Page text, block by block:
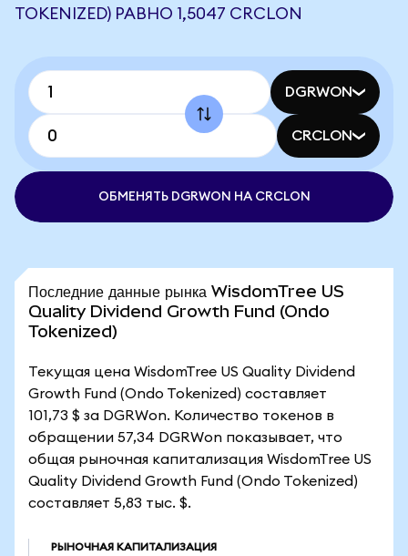
TOKENIZED) РАВНО 1,5047 CRCLON
DGRWON
CRCLON
ОБМЕНЯТЬ DGRWON НА CRCLON
Последние данные рынка WisdomTree US
Quality Dividend Growth Fund (Ondo
Tokenized)
Текущая цена WisdomTree US Quality Dividend
Growth Fund (Ondo Tokenized) составляет
101,73 $ за DGRWon. Количество токенов в
обращении 57,34 DGRWon показывает, что
общая рыночная капитализация WisdomTree US
Quality Dividend Growth Fund (Ondo Tokenized)
составляет 5,83 тыс. $.
РЫНОЧНАЯ КАПИТАЛИЗАЦИЯ